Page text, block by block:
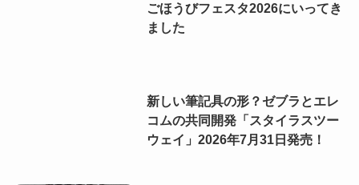
ごほうびフェスタ2026にいってき
ました
新しい筆記具の形？ゼブラとエレ
コムの共同開発「スタイラスツー
ウェイ」2026年7月31日発売！